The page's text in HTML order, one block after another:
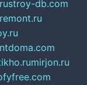
stroy-db.com
mirjon.ru